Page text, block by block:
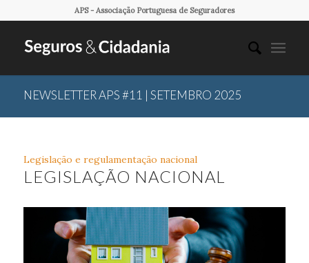
APS - Associação Portuguesa de Seguradores
NEWSLETTER APS #11 | SETEMBRO 2025
Legislação e regulamentação nacional
LEGISLAÇÃO NACIONAL